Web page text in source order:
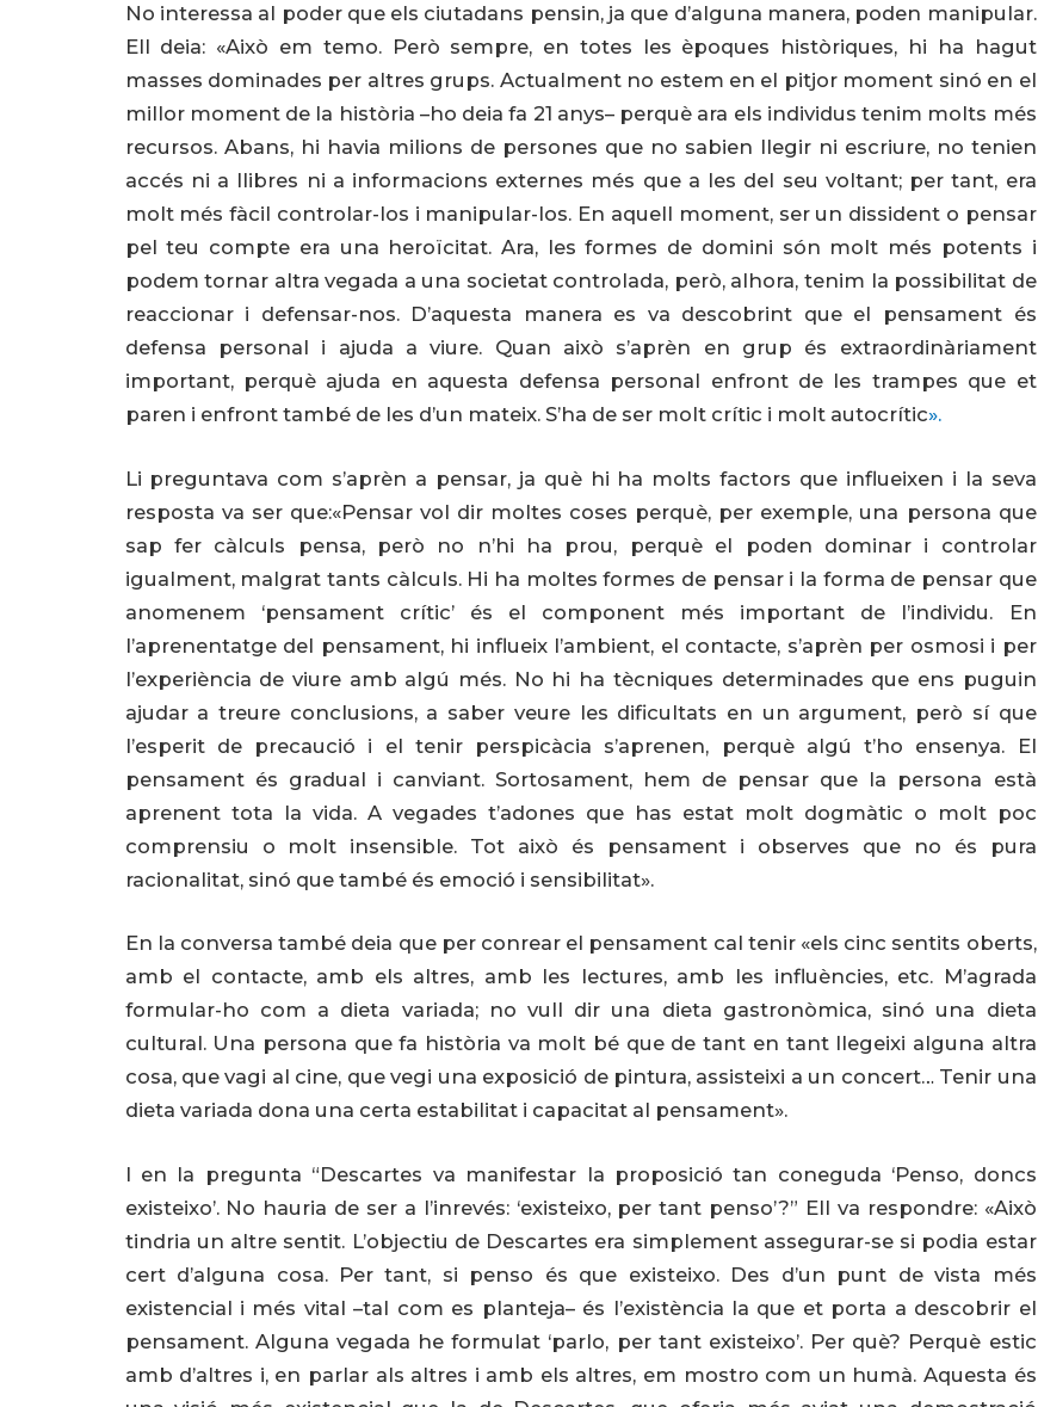
No interessa al poder que els ciutadans pensin, ja que d’alguna manera, poden manipular.
Ell deia: «Això em temo. Però sempre, en totes les èpoques històriques, hi ha hagut
masses dominades per altres grups. Actualment no estem en el pitjor moment sinó en el
millor moment de la història –ho deia fa 21 anys– perquè ara els individus tenim molts més
recursos. Abans, hi havia milions de persones que no sabien llegir ni escriure, no tenien
accés ni a llibres ni a informacions externes més que a les del seu voltant; per tant, era
molt més fàcil controlar-los i manipular-los. En aquell moment, ser un dissident o pensar
pel teu compte era una heroïcitat. Ara, les formes de domini són molt més potents i
podem tornar altra vegada a una societat controlada, però, alhora, tenim la possibilitat de
reaccionar i defensar-nos. D’aquesta manera es va descobrint que el pensament és
defensa personal i ajuda a viure. Quan això s’aprèn en grup és extraordinàriament
important, perquè ajuda en aquesta defensa personal enfront de les trampes que et
paren i enfront també de les d’un mateix. S’ha de ser molt crític i molt autocrític».
Li preguntava com s’aprèn a pensar, ja què hi ha molts factors que influeixen i la seva
resposta va ser que:«Pensar vol dir moltes coses perquè, per exemple, una persona que
sap fer càlculs pensa, però no n’hi ha prou, perquè el poden dominar i controlar
igualment, malgrat tants càlculs. Hi ha moltes formes de pensar i la forma de pensar que
anomenem ‘pensament crític’ és el component més important de l’individu. En
l’aprenentatge del pensament, hi influeix l’ambient, el contacte, s’aprèn per osmosi i per
l’experiència de viure amb algú més. No hi ha tècniques determinades que ens puguin
ajudar a treure conclusions, a saber veure les dificultats en un argument, però sí que
l’esperit de precaució i el tenir perspicàcia s’aprenen, perquè algú t’ho ensenya. El
pensament és gradual i canviant. Sortosament, hem de pensar que la persona està
aprenent tota la vida. A vegades t’adones que has estat molt dogmàtic o molt poc
comprensiu o molt insensible. Tot això és pensament i observes que no és pura
racionalitat, sinó que també és emoció i sensibilitat».
En la conversa també deia que per conrear el pensament cal tenir «els cinc sentits oberts,
amb el contacte, amb els altres, amb les lectures, amb les influències, etc. M’agrada
formular-ho com a dieta variada; no vull dir una dieta gastronòmica, sinó una dieta
cultural. Una persona que fa història va molt bé que de tant en tant llegeixi alguna altra
cosa, que vagi al cine, que vegi una exposició de pintura, assisteixi a un concert… Tenir una
dieta variada dona una certa estabilitat i capacitat al pensament».
I en la pregunta “Descartes va manifestar la proposició tan coneguda ‘Penso, doncs
existeixo’. No hauria de ser a l’inrevés: ‘existeixo, per tant penso’?” Ell va respondre: «Això
tindria un altre sentit. L’objectiu de Descartes era simplement assegurar-se si podia estar
cert d’alguna cosa. Per tant, si penso és que existeixo. Des d’un punt de vista més
existencial i més vital –tal com es planteja– és l’existència la que et porta a descobrir el
pensament. Alguna vegada he formulat ‘parlo, per tant existeixo’. Per què? Perquè estic
amb d’altres i, en parlar als altres i amb els altres, em mostro com un humà. Aquesta és